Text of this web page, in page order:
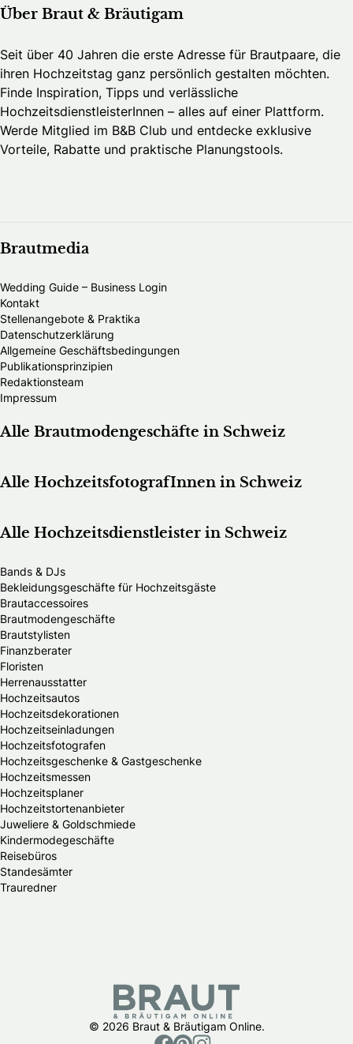
Über Braut & Bräutigam
Seit über 40 Jahren die erste Adresse für Brautpaare, die
ihren Hochzeitstag ganz persönlich gestalten möchten.
Finde Inspiration, Tipps und verlässliche
HochzeitsdienstleisterInnen – alles auf einer Plattform.
Werde Mitglied im B&B Club und entdecke exklusive
Vorteile, Rabatte und praktische Planungstools.
Brautmedia
Wedding Guide – Business Login
Kontakt
Stellenangebote & Praktika
Datenschutzerklärung
Allgemeine Geschäftsbedingungen
Publikationsprinzipien
Redaktionsteam
Impressum
Alle Brautmodengeschäfte in Schweiz
Alle HochzeitsfotografInnen in Schweiz
Alle Hochzeitsdienstleister in Schweiz
Bands & DJs
Bekleidungsgeschäfte für Hochzeitsgäste
Brautaccessoires
Brautmodengeschäfte
Brautstylisten
Finanzberater
Floristen
Herrenausstatter
Hochzeitsautos
Hochzeitsdekorationen
Hochzeitseinladungen
Hochzeitsfotografen
Hochzeitsgeschenke & Gastgeschenke
Hochzeitsmessen
Hochzeitsplaner
Hochzeitstortenanbieter
Juweliere & Goldschmiede
Kindermodegeschäfte
Reisebüros
Standesämter
Trauredner
© 2026 Braut & Bräutigam Online.